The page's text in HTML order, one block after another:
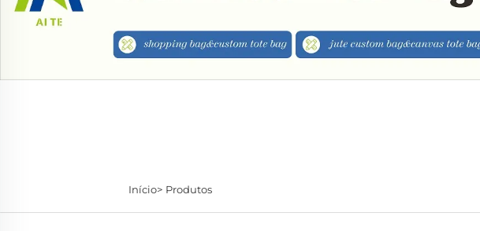
Início> Produtos